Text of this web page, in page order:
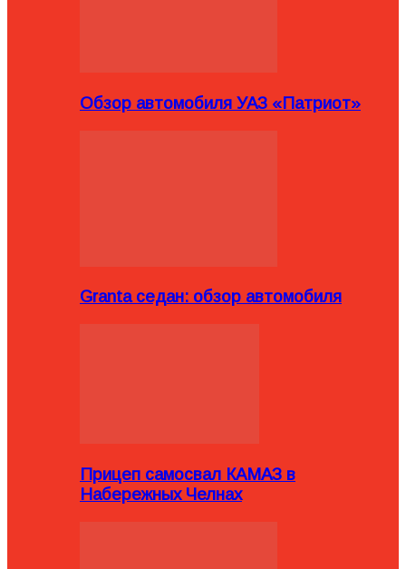
Обзор автомобиля УАЗ «Патриот»
Granta седан: обзор автомобиля
Прицеп самосвал КАМАЗ в
Набережных Челнах